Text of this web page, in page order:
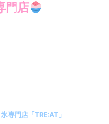
門店
専門店「TRE:AT」